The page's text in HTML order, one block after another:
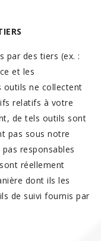
par des tiers (ex. :
et les
outils ne collectent
relatifs à votre
de tels outils sont
pas sous notre
responsables
réellement
dont ils les
de suivi fournis par